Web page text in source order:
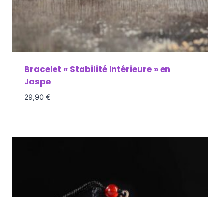
Bracelet « Stabilité Intérieure » en
Jaspe
29,90 €